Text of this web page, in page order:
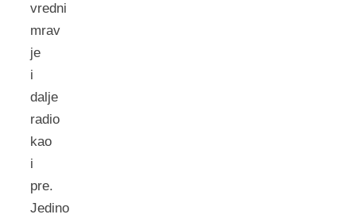
vredni
mrav
je
i
dalje
radio
kao
i
pre.
Jedino